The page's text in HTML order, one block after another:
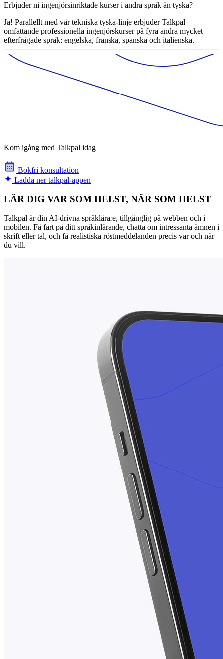
Erbjuder ni ingenjörsinriktade kurser i andra språk än tyska?
Ja! Parallellt med vår tekniska tyska-linje erbjuder Talkpal
omfattande professionella ingenjörskurser på fyra andra mycket
efterfrågade språk: engelska, franska, spanska och italienska.
Kom igång med Talkpal idag
Bokfri konsultation
Ladda ner talkpal-appen
LÄR DIG VAR SOM HELST, NÄR SOM HELST
Talkpal är din AI-drivna språklärare, tillgänglig på webben och i
mobilen. Få fart på ditt språkinlärande, chatta om intressanta ämnen i
skrift eller tal, och få realistiska röstmeddelanden precis var och när
du vill.